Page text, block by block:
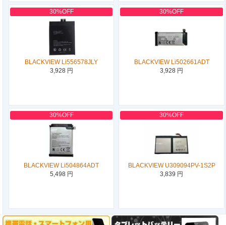
30%OFF
BLACKVIEW Li556578JLY
3,928 円
30%OFF
BLACKVIEW Li502661ADT
3,928 円
30%OFF
BLACKVIEW Li504864ADT
5,498 円
30%OFF
BLACKVIEW U309094PV-1S2P
3,839 円